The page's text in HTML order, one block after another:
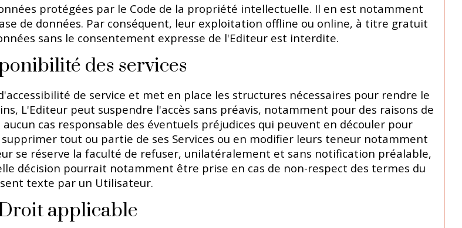
protégées par le Code de la propriété intellectuelle. Il en est notamment
de données. Par conséquent, leur exploitation offline ou online, à titre gratuit
sans le consentement expresse de l'Editeur est interdite.
des services
de service et met en place les structures nécessaires pour rendre le
L'Editeur peut suspendre l'accès sans préavis, notamment pour des raisons de
cas responsable des éventuels préjudices qui peuvent en découler pour
tout ou partie de ses Services ou en modifier leurs teneur notamment
se réserve la faculté de refuser, unilatéralement et sans notification préalable,
décision pourrait notamment être prise en cas de non-respect des termes du
texte par un Utilisateur.
applicable